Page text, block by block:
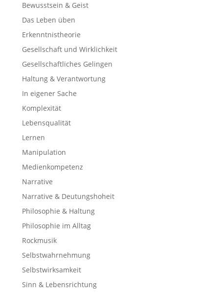
Bewusstsein & Geist
Das Leben üben
Erkenntnistheorie
Gesellschaft und Wirklichkeit
Gesellschaftliches Gelingen
Haltung & Verantwortung
In eigener Sache
Komplexität
Lebensqualität
Lernen
Manipulation
Medienkompetenz
Narrative
Narrative & Deutungshoheit
Philosophie & Haltung
Philosophie im Alltag
Rockmusik
Selbstwahrnehmung
Selbstwirksamkeit
Sinn & Lebensrichtung